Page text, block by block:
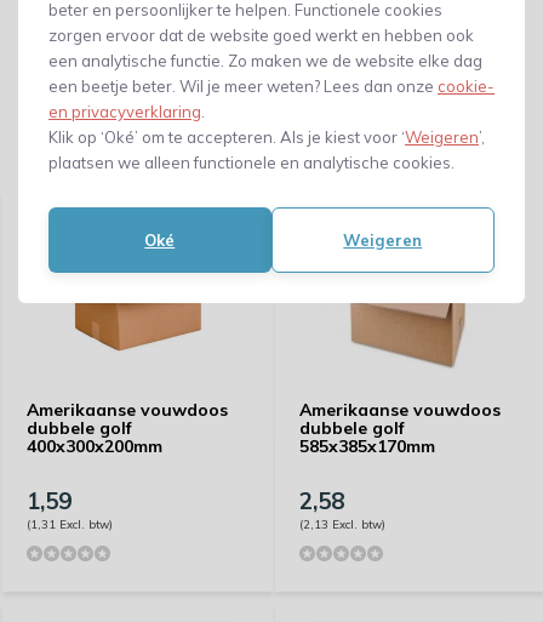
beter en persoonlijker te helpen. Functionele cookies
zorgen ervoor dat de website goed werkt en hebben ook
een analytische functie. Zo maken we de website elke dag
een beetje beter. Wil je meer weten? Lees dan onze cookie-
en privacyverklaring
Klik op ‘Oké’ om te accepteren. Als je kiest voor ‘Weigeren’,
plaatsen we alleen functionele en analytische cookies.
Oké Weigeren
Gerelateerde producten
Amerikaanse vouwdoos
dubbele golf
400x300x200mm
1,59
(1,31 Excl. btw)
Amerikaanse vouwdoos
dubbele golf
585x385x170mm
2,58
(2,13 Excl. btw)